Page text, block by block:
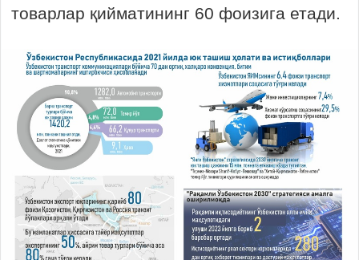
товарлар қийматининг 60 фоизига етади.